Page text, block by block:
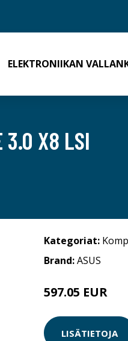
ELEKTRONIIKAN
3.0 X8 LSI
Kategoriat:
Brand:ASUS
597.05 EUR
LISÄTIETOJA